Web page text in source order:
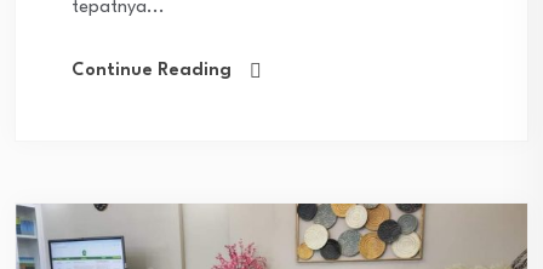
tepatnya...
Continue Reading